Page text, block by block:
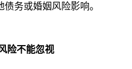
务或婚姻风险影响。
险不能忽视